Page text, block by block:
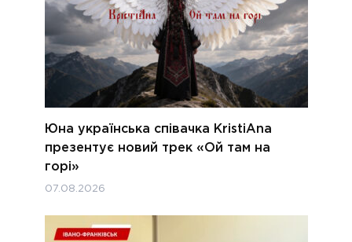
Юна українська співачка KristiAna
презентує новий трек «Ой там на
горі»
07.08.2026